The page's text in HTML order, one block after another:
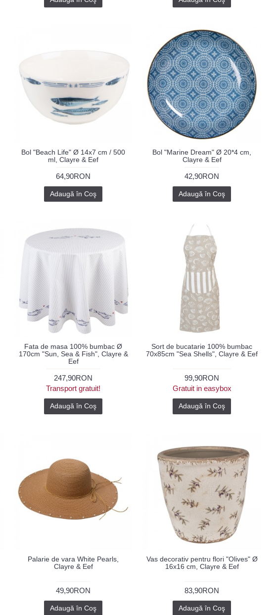
Bol "Beach Life" Ø 14x7 cm / 500
ml, Clayre & Eef
64,90RON
Adaugă în Coş
Bol "Marine Dream" Ø 20*4 cm,
Clayre & Eef
42,90RON
Adaugă în Coş
Fata de masa 100% bumbac Ø
170cm "Sun, Sea & Fish", Clayre &
Eef
247,90RON
Transport gratuit!
Adaugă în Coş
Sort de bucatarie 100% bumbac
70x85cm "Sea Shells", Clayre & Eef
99,90RON
Gratuit in easybox
Adaugă în Coş
Palarie de vara White Pearls,
Clayre & Eef
49,90RON
Adaugă în Coş
Vas decorativ pentru flori "Olives" Ø
16x16 cm, Clayre & Eef
83,90RON
Adaugă în Coş